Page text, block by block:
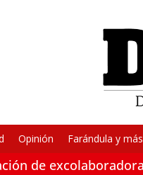
Opinión Farándula y más
de